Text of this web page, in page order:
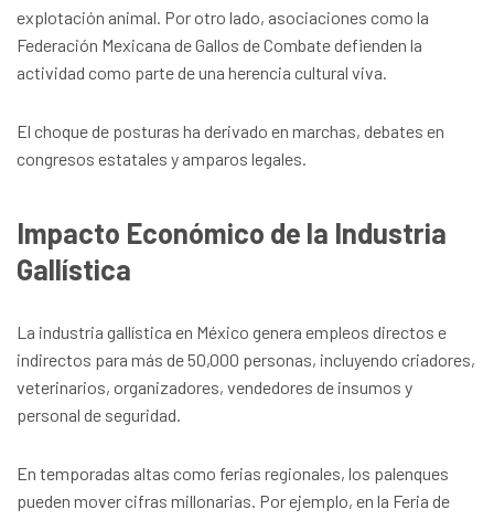
explotación animal. Por otro lado, asociaciones como la
Federación Mexicana de Gallos de Combate defienden la
actividad como parte de una herencia cultural viva.
El choque de posturas ha derivado en marchas, debates en
congresos estatales y amparos legales.
Impacto Económico de la Industria
Gallística
La industria gallística en México genera empleos directos e
indirectos para más de 50,000 personas, incluyendo criadores,
veterinarios, organizadores, vendedores de insumos y
personal de seguridad.
En temporadas altas como ferias regionales, los palenques
pueden mover cifras millonarias. Por ejemplo, en la Feria de